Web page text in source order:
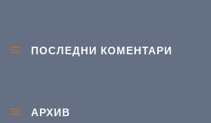
ПОСЛЕДНИ КОМЕНТАРИ
АРХИВ